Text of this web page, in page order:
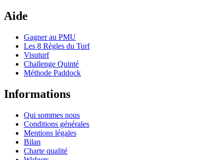
Aide
Gagner au PMU
Les 8 Règles du Turf
Visuturf
Challenge Quinté
Méthode Paddock
Informations
Qui sommes nous
Conditions générales
Mentions légales
Bilan
Charte qualité